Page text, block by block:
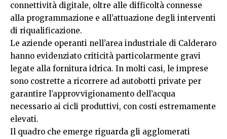
connettività digitale, oltre alle difficoltà connesse
alla programmazione e all’attuazione degli interventi
di riqualificazione.
Le aziende operanti nell’area industriale di Calderaro
hanno evidenziato criticità particolarmente gravi
legate alla fornitura idrica. In molti casi, le imprese
sono costrette a ricorrere ad autobotti private per
garantire l’approvvigionamento dell’acqua
necessario ai cicli produttivi, con costi estremamente
elevati.
Il quadro che emerge riguarda gli agglomerati